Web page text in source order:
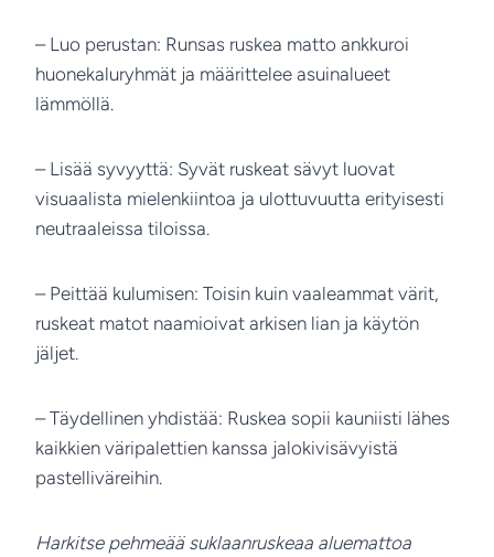
– Luo perustan: Runsas ruskea matto ankkuroi
huonekaluryhmät ja määrittelee asuinalueet
lämmöllä.
– Lisää syvyyttä: Syvät ruskeat sävyt luovat
visuaalista mielenkiintoa ja ulottuvuutta erityisesti
neutraaleissa tiloissa.
– Peittää kulumisen: Toisin kuin vaaleammat värit,
ruskeat matot naamioivat arkisen lian ja käytön
jäljet.
– Täydellinen yhdistää: Ruskea sopii kauniisti lähes
kaikkien väripalettien kanssa jalokivisävyistä
pastelliväreihin.
Harkitse pehmeää suklaanruskeaa aluemattoa